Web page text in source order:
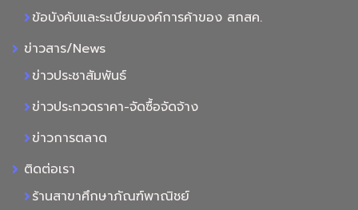
ข้อบังคับและระเบียบองค์การค้าของ สกสค.
ข่าวสาร/News
ข่าวประชาสัมพันธ์
ข่าวประกวดราคา-จัดซื้อจัดจ้าง
ข่าวการตลาด
ติดต่อเรา
ร้านสาขาศึกษาภัณฑ์พาณิชย์